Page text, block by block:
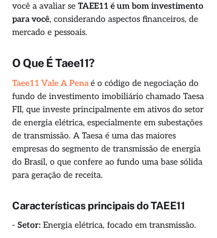
você a avaliar se TAEE11 é um bom investimento
para você, considerando aspectos financeiros, de
mercado e pessoais.
O Que É Taee11?
Taee11 Vale A Penaé o código de negociação do
fundo de investimento imobiliário chamado Taesa
FII, que investe principalmente em ativos do setor
de energia elétrica, especialmente em subestações
de transmissão. A Taesa é uma das maiores
empresas do segmento de transmissão de energia
do Brasil, o que confere ao fundo uma base sólida
para geração de receita.
Características principais do TAEE11
- Setor: Energia elétrica, focado em transmissão.